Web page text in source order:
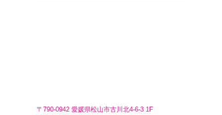
〒790-0942 愛媛県松山市古川北4-6-3 1F